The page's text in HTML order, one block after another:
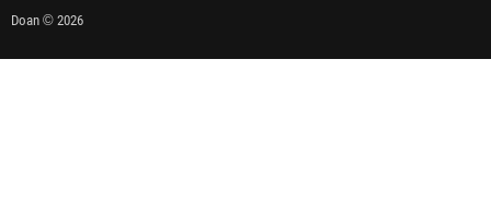
Doan © 2026